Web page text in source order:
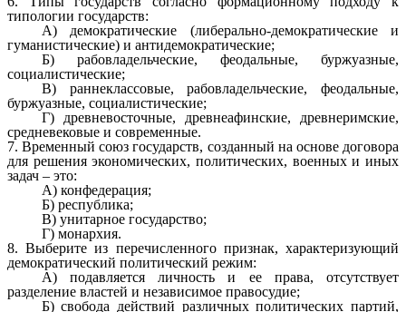
типологии государств:
А) демократические (либерально-демократические и
гуманистические) и антидемократические;
Б) рабовладельческие, феодальные, буржуазные,
социалистические;
В) раннеклассовые, рабовладельческие, феодальные,
буржуазные, социалистические;
Г) древневосточные, древнеафинские, древнеримские,
средневековые и современные.
7. Временный союз государств, созданный на основе договора
для решения экономических, политических, военных и иных
задач – это:
А) конфедерация;
Б) республика;
В) унитарное государство;
Г) монархия.
8. Выберите из перечисленного признак, характеризующий
демократический политический режим:
А) подавляется личность и ее права, отсутствует
разделение властей и независимое правосудие;
Б) свобода действий различных политических партий,